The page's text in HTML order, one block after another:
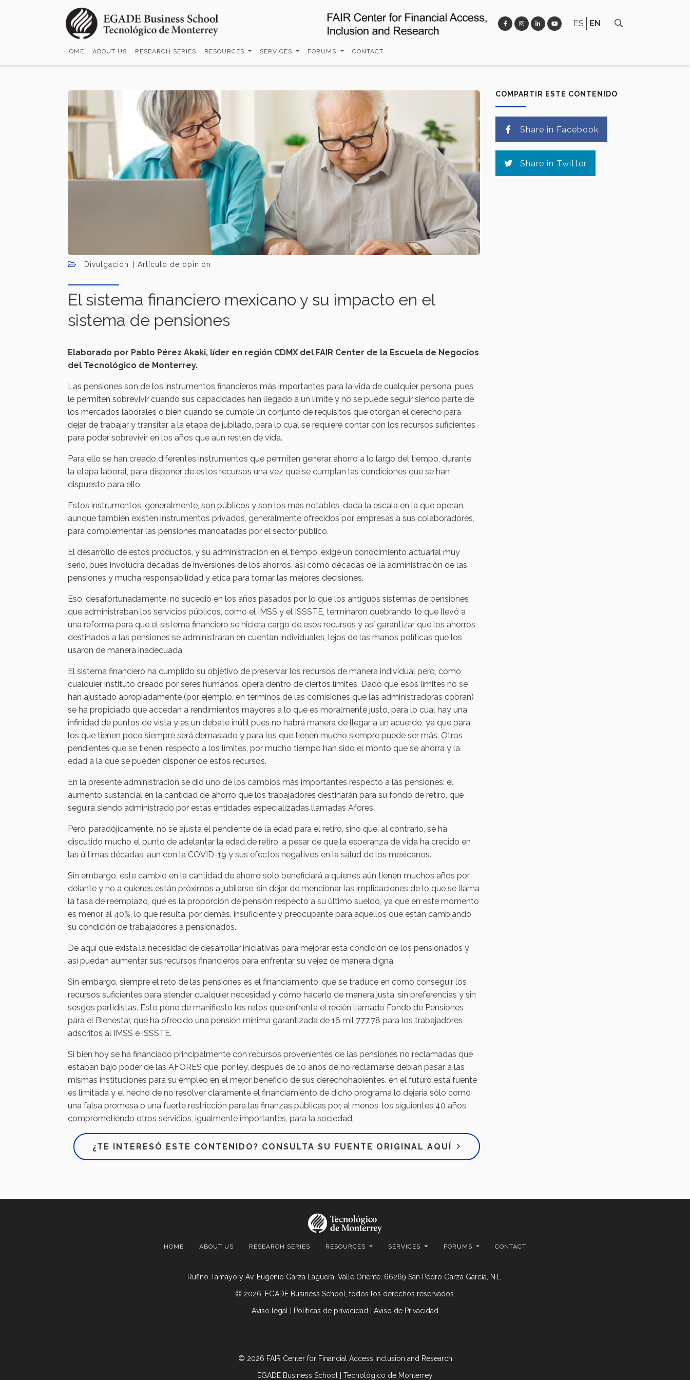
ES EN
HOME ABOUT US RESEARCH SERIES RESOURCES SERVICES FORUMS CONTACT
Divulgación Artículo de opinión
El sistema financiero mexicano y su impacto en el
sistema de pensiones
Elaborado por Pablo Pérez Akaki, líder en región CDMX del FAIR Center de la Escuela de Negocios
del Tecnológico de Monterrey.
Las pensiones son de los instrumentos financieros más importantes para la vida de cualquier persona, pues
le permiten sobrevivir cuando sus capacidades han llegado a un límite y no se puede seguir siendo parte de
los mercados laborales o bien cuando se cumple un conjunto de requisitos que otorgan el derecho para
dejar de trabajar y transitar a la etapa de jubilado, para lo cual se requiere contar con los recursos suficientes
para poder sobrevivir en los años que aún resten de vida.
Para ello se han creado diferentes instrumentos que permiten generar ahorro a lo largo del tiempo, durante
la etapa laboral, para disponer de estos recursos una vez que se cumplan las condiciones que se han
dispuesto para ello.
Estos instrumentos, generalmente, son públicos y son los más notables, dada la escala en la que operan,
aunque también existen instrumentos privados, generalmente ofrecidos por empresas a sus colaboradores,
para complementar las pensiones mandatadas por el sector público.
El desarrollo de estos productos, y su administración en el tiempo, exige un conocimiento actuarial muy
serio, pues involucra décadas de inversiones de los ahorros, así como décadas de la administración de las
pensiones y mucha responsabilidad y ética para tomar las mejores decisiones.
Eso, desafortunadamente, no sucedió en los años pasados por lo que los antiguos sistemas de pensiones
que administraban los servicios públicos, como el IMSS y el ISSSTE, terminaron quebrando, lo que llevó a
una reforma para que el sistema financiero se hiciera cargo de esos recursos y así garantizar que los ahorros
destinados a las pensiones se administraran en cuentan individuales, lejos de las manos políticas que los
usaron de manera inadecuada.
El sistema financiero ha cumplido su objetivo de preservar los recursos de manera individual pero, como
cualquier instituto creado por seres humanos, opera dentro de ciertos límites. Dado que esos límites no se
han ajustado apropiadamente (por ejemplo, en términos de las comisiones que las administradoras cobran)
se ha propiciado que accedan a rendimientos mayores a lo que es moralmente justo, para lo cual hay una
infinidad de puntos de vista y es un debate inútil pues no habrá manera de llegar a un acuerdo, ya que para
los que tienen poco siempre será demasiado y para los que tienen mucho siempre puede ser más. Otros
pendientes que se tienen, respecto a los límites, por mucho tiempo han sido el monto que se ahorra y la
edad a la que se pueden disponer de estos recursos.
En la presente administración se dio uno de los cambios más importantes respecto a las pensiones: el
aumento sustancial en la cantidad de ahorro que los trabajadores destinarán para su fondo de retiro, que
seguirá siendo administrado por estas entidades especializadas llamadas Afores.
Pero, paradójicamente, no se ajusta el pendiente de la edad para el retiro, sino que, al contrario, se ha
discutido mucho el punto de adelantar la edad de retiro, a pesar de que la esperanza de vida ha crecido en
las últimas décadas, aun con la COVID-19 y sus efectos negativos en la salud de los mexicanos.
Sin embargo, este cambio en la cantidad de ahorro solo beneficiará a quienes aún tienen muchos años por
delante y no a quienes están próximos a jubilarse, sin dejar de mencionar las implicaciones de lo que se llama
la tasa de reemplazo, que es la proporción de pensión respecto a su último sueldo, ya que en este momento
es menor al 40%, lo que resulta, por demás, insuficiente y preocupante para aquellos que están cambiando
su condición de trabajadores a pensionados.
De aquí que exista la necesidad de desarrollar iniciativas para mejorar esta condición de los pensionados y
así puedan aumentar sus recursos financieros para enfrentar su vejez de manera digna.
Sin embargo, siempre el reto de las pensiones es el financiamiento, que se traduce en cómo conseguir los
recursos suficientes para atender cualquier necesidad y cómo hacerlo de manera justa, sin preferencias y sin
sesgos partidistas. Esto pone de manifiesto los retos que enfrenta el recién llamado Fondo de Pensiones
para el Bienestar, que ha ofrecido una pensión mínima garantizada de 16 mil 777.78 para los trabajadores
adscritos al IMSS e ISSSTE.
Si bien hoy se ha financiado principalmente con recursos provenientes de las pensiones no reclamadas que
estaban bajo poder de las AFORES que, por ley, después de 10 años de no reclamarse debían pasar a las
mismas instituciones para su empleo en el mejor beneficio de sus derechohabientes, en el futuro esta fuente
es limitada y el hecho de no resolver claramente el financiamiento de dicho programa lo dejaría sólo como
una falsa promesa o una fuerte restricción para las finanzas públicas por, al menos, los siguientes 40 años,
comprometiendo otros servicios, igualmente importantes, para la sociedad.
¿TE INTERESÓ ESTE CONTENIDO? CONSULTA SU FUENTE ORIGINAL AQUÍ
COMPARTIR ESTE CONTENIDO
Share in Facebook
Share in Twitter
HOME ABOUT US RESEARCH SERIES RESOURCES SERVICES FORUMS CONTACT
Rufino Tamayo y Av. Eugenio Garza Lagüera, Valle Oriente, 66269 San Pedro Garza García, N.L.
© 2026. EGADE Business School, todos los derechos reservados.
Aviso legal Políticas de privacidad Aviso de Privacidad
© 2026 FAIR Center for Financial Access Inclusion and Research
EGADE Business School | Tecnológico de Monterrey